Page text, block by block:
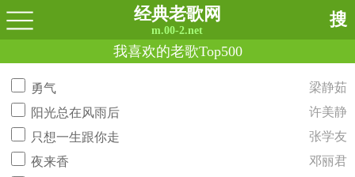
经典老歌网
m.00-2.net
搜
我喜欢的老歌Top500
勇气
梁静茹
阳光总在风雨后
许美静
只想一生跟你走
张学友
夜来香
邓丽君